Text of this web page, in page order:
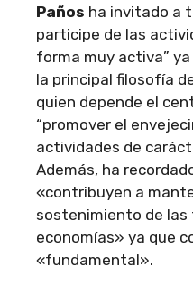
Paños ha invitado a
participe de las
forma muy activa”
la principal filosofía
quien depende el
“promover el
actividades de
Además, ha
«contribuyen a
sostenimiento de las
economías» ya que
«fundamental».